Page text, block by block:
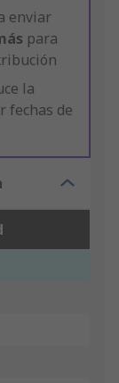
enviar
para
la
fechas de